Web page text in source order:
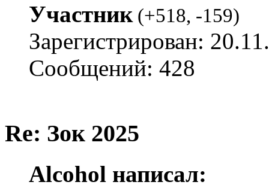
Участник(+518, -159)
Зарегистрирован:
Сообщений: 428
Re: Зок 2025
Alcohol написал: